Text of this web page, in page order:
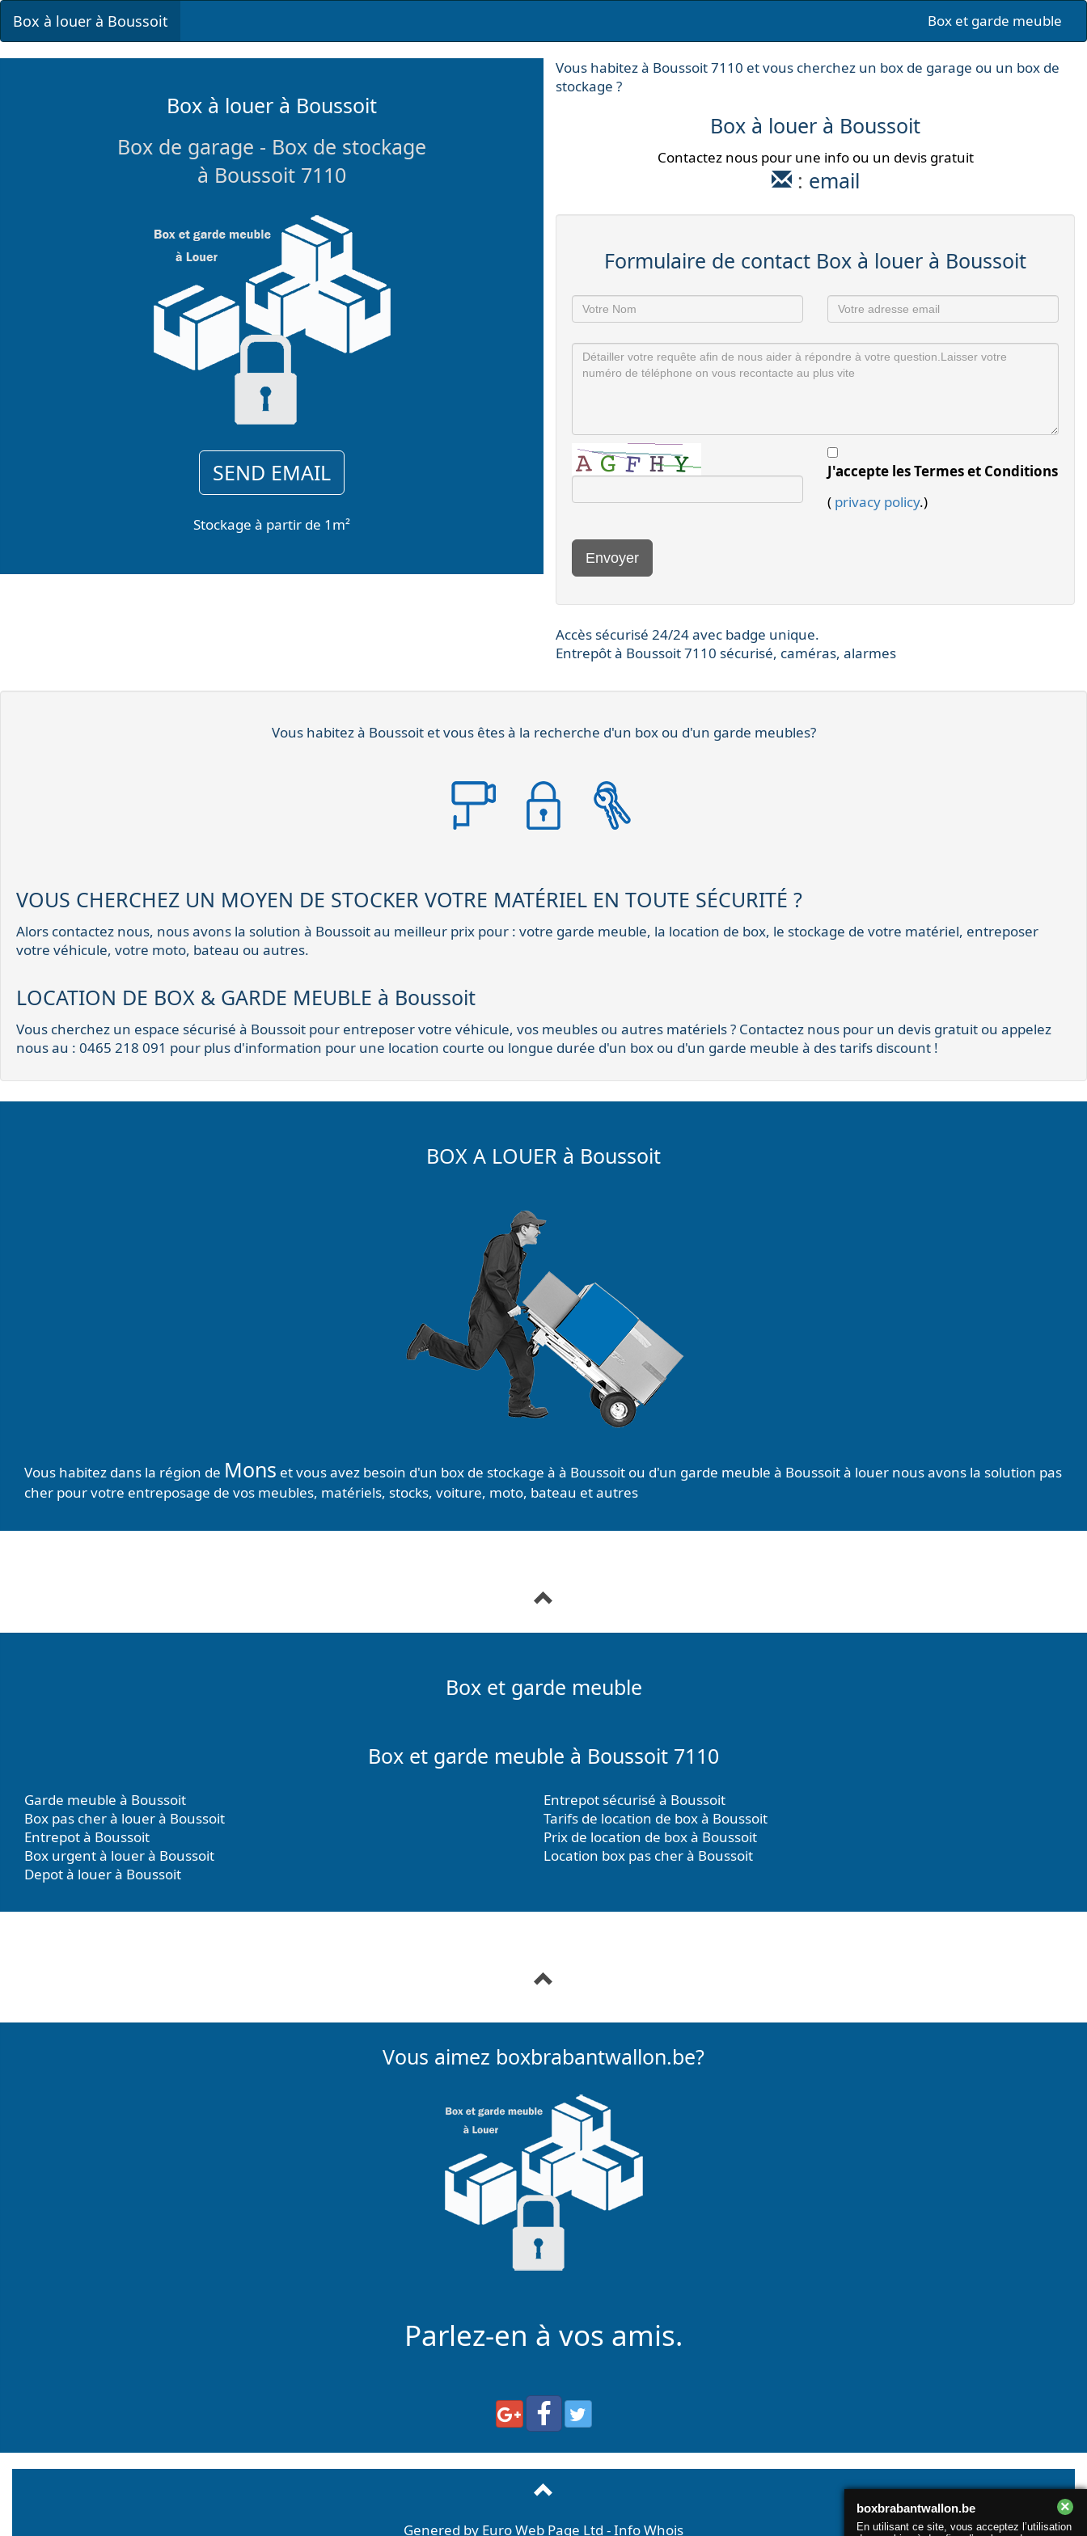
Box à louer à Boussoit Box et garde meuble
Box à louer à Boussoit
Box de garage - Box de stockage
à Boussoit 7110
SEND EMAIL
Stockage à partir de 1m²
Vous habitez à Boussoit 7110 et vous cherchez un box de garage ou un box de
stockage ?
Box à louer à Boussoit
Contactez nous pour une info ou un devis gratuit
: email
Formulaire de contact Box à louer à Boussoit
J'accepte les Termes et Conditions
( privacy policy.)
Envoyer
Accès sécurisé 24/24 avec badge unique.
Entrepôt à Boussoit 7110 sécurisé, caméras, alarmes
Vous habitez à Boussoit et vous êtes à la recherche d'un box ou d'un garde meubles?
VOUS CHERCHEZ UN MOYEN DE STOCKER VOTRE MATÉRIEL EN TOUTE SÉCURITÉ ?
Alors contactez nous, nous avons la solution à Boussoit au meilleur prix pour : votre garde meuble, la location de box, le stockage de votre matériel, entreposer
votre véhicule, votre moto, bateau ou autres.
LOCATION DE BOX & GARDE MEUBLE à Boussoit
Vous cherchez un espace sécurisé à Boussoit pour entreposer votre véhicule, vos meubles ou autres matériels ? Contactez nous pour un devis gratuit ou appelez
nous au : 0465 218 091 pour plus d'information pour une location courte ou longue durée d'un box ou d'un garde meuble à des tarifs discount !
BOX A LOUER à Boussoit
Vous habitez dans la région de Mons et vous avez besoin d'un box de stockage à à Boussoit ou d'un garde meuble à Boussoit à louer nous avons la solution pas
cher pour votre entreposage de vos meubles, matériels, stocks, voiture, moto, bateau et autres
Box et garde meuble
Box et garde meuble à Boussoit 7110
Garde meuble à Boussoit
Box pas cher à louer à Boussoit
Entrepot à Boussoit
Box urgent à louer à Boussoit
Depot à louer à Boussoit
Entrepot sécurisé à Boussoit
Tarifs de location de box à Boussoit
Prix de location de box à Boussoit
Location box pas cher à Boussoit
Vous aimez boxbrabantwallon.be?
Parlez-en à vos amis.
Genered by Euro Web Page Ltd -Info Whois
boxbrabantwallon.be
En utilisant ce site, vous acceptez l’utilisation
×